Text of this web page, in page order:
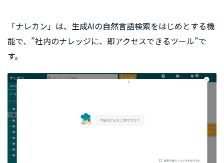
「ナレカン」は、生成AIの自然言語検索をはじめとする機
能で、”社内のナレッジに、即アクセスできるツール”で
す。